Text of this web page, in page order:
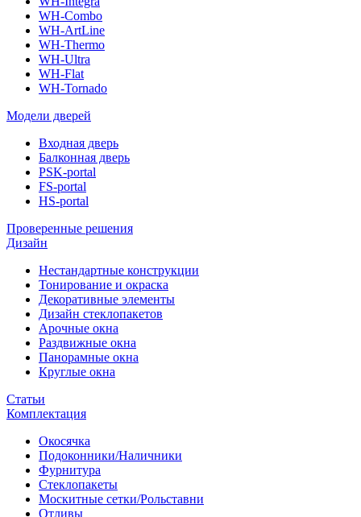
WH-Combo
WH-ArtLine
WH-Thermo
WH-Ultra
WH-Flat
WH-Tornado
Модели дверей
Входная дверь
Балконная дверь
PSK-portal
FS-portal
HS-portal
Проверенные решения
Дизайн
Нестандартные конструкции
Тонирование и окраска
Декоративные элементы
Дизайн стеклопакетов
Арочные окна
Раздвижные окна
Панорамные окна
Круглые окна
Статьи
Комплектация
Окосячка
Подоконники/Наличники
Фурнитура
Стеклопакеты
Москитные сетки/Рольставни
Отливы